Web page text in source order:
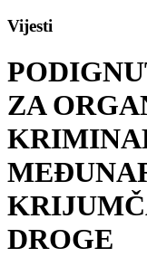
Vijesti
ZA
DROGE